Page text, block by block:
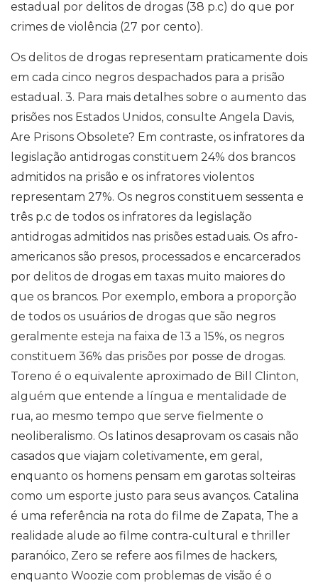
estadual por delitos de drogas (38 p.c) do que por
crimes de violência (27 por cento).
Os delitos de drogas representam praticamente dois
em cada cinco negros despachados para a prisão
estadual. 3. Para mais detalhes sobre o aumento das
prisões nos Estados Unidos, consulte Angela Davis,
Are Prisons Obsolete? Em contraste, os infratores da
legislação antidrogas constituem 24% dos brancos
admitidos na prisão e os infratores violentos
representam 27%. Os negros constituem sessenta e
três p.c de todos os infratores da legislação
antidrogas admitidos nas prisões estaduais. Os afro-
americanos são presos, processados ​​e encarcerados
por delitos de drogas em taxas muito maiores do
que os brancos. Por exemplo, embora a proporção
de todos os usuários de drogas que são negros
geralmente esteja na faixa de 13 a 15%, os negros
constituem 36% das prisões por posse de drogas.
Toreno é o equivalente aproximado de Bill Clinton,
alguém que entende a língua e mentalidade de
rua, ao mesmo tempo que serve fielmente o
neoliberalismo. Os latinos desaprovam os casais não
casados ​​que viajam coletivamente, em geral,
enquanto os homens pensam em garotas solteiras
como um esporte justo para seus avanços. Catalina
é uma referência na rota do filme de Zapata, The a
realidade alude ao filme contra-cultural e thriller
paranóico, Zero se refere aos filmes de hackers,
enquanto Woozie com problemas de visão é o